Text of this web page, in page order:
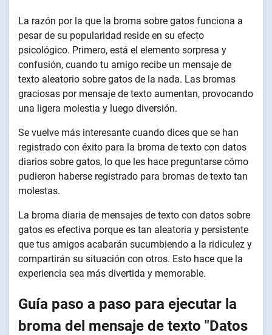
La razón por la que la broma sobre gatos funciona a
pesar de su popularidad reside en su efecto
psicológico. Primero, está el elemento sorpresa y
confusión, cuando tu amigo recibe un mensaje de
texto aleatorio sobre gatos de la nada. Las bromas
graciosas por mensaje de texto aumentan, provocando
una ligera molestia y luego diversión.
Se vuelve más interesante cuando dices que se han
registrado con éxito para la broma de texto con datos
diarios sobre gatos, lo que les hace preguntarse cómo
pudieron haberse registrado para bromas de texto tan
molestas.
La broma diaria de mensajes de texto con datos sobre
gatos es efectiva porque es tan aleatoria y persistente
que tus amigos acabarán sucumbiendo a la ridiculez y
compartirán su situación con otros. Esto hace que la
experiencia sea más divertida y memorable.
Guía paso a paso para ejecutar la
broma del mensaje de texto "Datos